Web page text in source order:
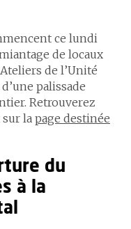
ce lundi
de locaux
de l’Unité
palissade
Retrouverez
la page destinée
du
à la